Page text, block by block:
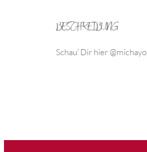
BESCHREIBUNG
Schau‘ Dir hier